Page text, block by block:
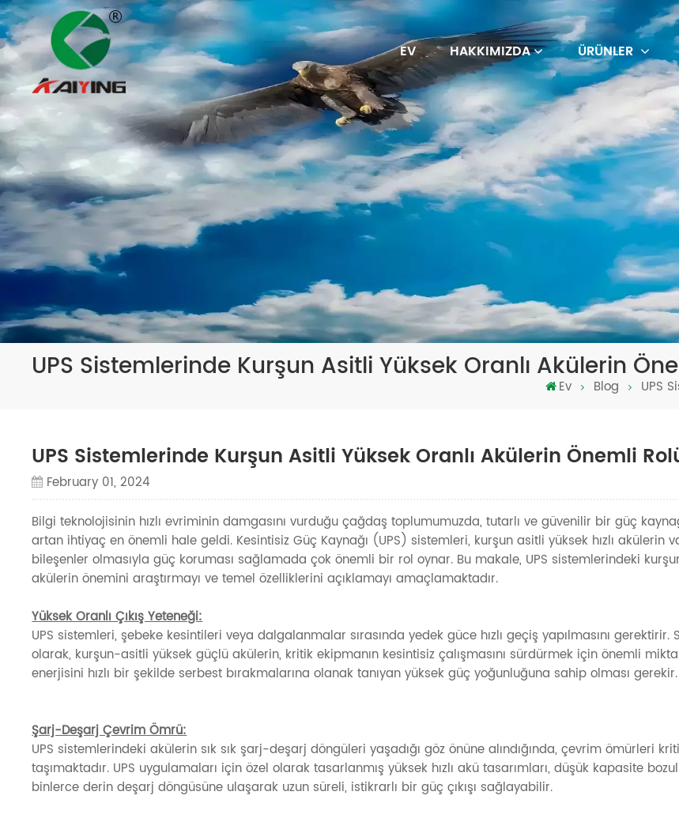
EV HAKKIMIZDA ÜRÜNLER
UPS Sistemlerinde Kurşun Asitli Yüksek Oranlı Akülerin
Ev Blog UPS
UPS Sistemlerinde Kurşun Asitli Yüksek Oranlı Akülerin Önemli
February 01, 2024
Bilgi teknolojisinin hızlı evriminin damgasını vurduğu çağdaş toplumumuzda, tutarlı ve güvenilir bir güç
artan ihtiyaç en önemli hale geldi. Kesintisiz Güç Kaynağı (UPS) sistemleri, kurşun asitli yüksek hızlı akülerin
bileşenler olmasıyla güç koruması sağlamada çok önemli bir rol oynar. Bu makale, UPS sistemlerindeki
akülerin önemini araştırmayı ve temel özelliklerini açıklamayı amaçlamaktadır.
Yüksek Oranlı Çıkış Yeteneği:
UPS sistemleri, şebeke kesintileri veya dalgalanmalar sırasında yedek güce hızlı geçiş yapılmasını gerektirir.
olarak, kurşun-asitli yüksek güçlü akülerin, kritik ekipmanın kesintisiz çalışmasını sürdürmek için önemli
enerjisini hızlı bir şekilde serbest bırakmalarına olanak tanıyan yüksek güç yoğunluğuna sahip olması gerekir.
Şarj-Deşarj Çevrim Ömrü:
UPS sistemlerindeki akülerin sık sık şarj-deşarj döngüleri yaşadığı göz önüne alındığında, çevrim ömürleri
taşımaktadır. UPS uygulamaları için özel olarak tasarlanmış yüksek hızlı akü tasarımları, düşük kapasite
binlerce derin deşarj döngüsüne ulaşarak uzun süreli, istikrarlı bir güç çıkışı sağlayabilir.